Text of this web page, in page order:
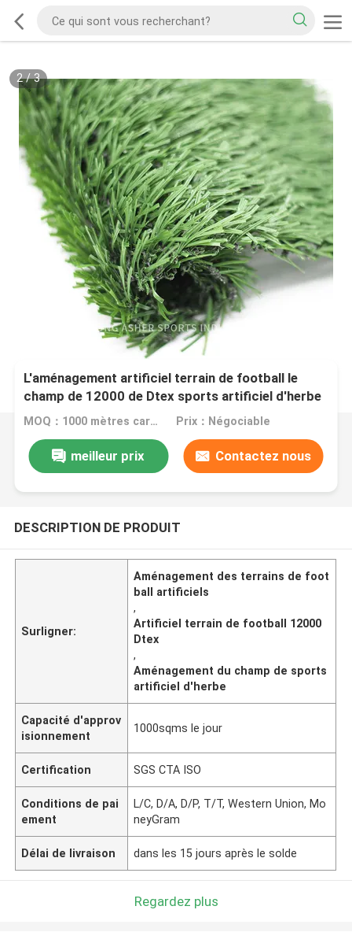
2/3
L'aménagement artificiel terrain de football le
champ de 12000 de Dtex sports artificiel d'herbe
MOQ：1000 mètres carrés Prix：Négociable
meilleur prix Contactez nous
DESCRIPTION DE PRODUIT
Surligner:
Aménagement des terrains de foot
ball artificiels
,
Artificiel terrain de football 12000
Dtex
,
Aménagement du champ de sports
artificiel d'herbe
Capacité d'approv
isionnement
1000sqms le jour
Certification SGS CTA ISO
Conditions de pai
ement
L/C, D/A, D/P, T/T, Western Union, Mo
neyGram
Délai de livraison dans les 15 jours après le solde
Regardez plus